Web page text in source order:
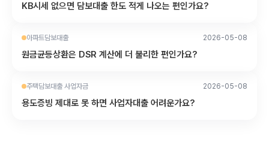
KB시세 없으면 담보대출 한도 적게 나오는 편인가요?
아파트담보대출 2026-05-08
원금균등상환은 DSR 계산에 더 불리한 편인가요?
주택담보대출 사업자금 2026-05-08
용도증빙 제대로 못 하면 사업자대출 어려운가요?